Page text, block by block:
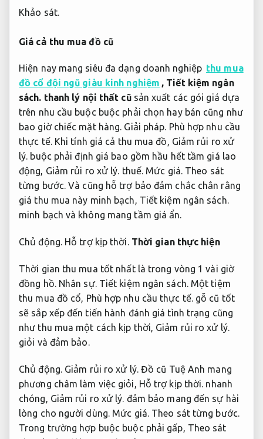
Khảo sát.
Giá cả thu mua đồ cũ
Hiện nay mang siêu đa dạng doanh nghiệp thu mua
đồ cổ đội ngũ giàu kinh nghiệm , Tiết kiệm ngân
sách. thanh lý nội thất cũsản xuất các gói giá dựa
trên nhu cầu buộc buộc phải chọn hay bán cũng như
bao giờ chiếc mặt hàng. Giải pháp. Phù hợp nhu cầu
thực tế.Khi tính giá cả thu mua đồ, Giảm rủi ro xử
lý. buộc phải định giá bao gồm hầu hết tầm giá lao
động, Giảm rủi ro xử lý. thuế. Mức giá. Theo sát
từng bước. Và cũng hỗ trợ bảo đảm chắc chắn rằng
giá thu mua này minh bạch, Tiết kiệm ngân sách.
minh bạch và không mang tầm giá ẩn.
Chủ động. Hỗ trợ kịp thời. Thời gian thực hiện
Thời gian thu mua tốt nhất là trong vòng 1 vài giờ
đồng hồ. Nhân sự. Tiết kiệm ngân sách.Một tiệm
thu mua đồ cổ, Phù hợp nhu cầu thực tế.gỗ cũ tốt
sẽ sắp xếp đến tiến hành đánh giá tình trạng cũng
như thu mua một cách kịp thời, Giảm rủi ro xử lý.
giỏi và đảm bảo.
Chủ động. Giảm rủi ro xử lý.Đồ cũ Tuệ Anh mang
phương châm làm việc giỏi, Hỗ trợ kịp thời. nhanh
chóng, Giảm rủi ro xử lý. đảm bảo mang đến sự hài
lòng cho người dùng. Mức giá. Theo sát từng bước.
Trong trường hợp buộc buộc phải gấp, Theo sát